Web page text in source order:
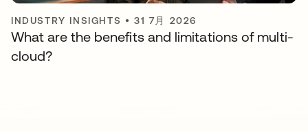
INDUSTRY INSIGHTS •31 7月 2026
What are the benefits and limitations of multi-
cloud?